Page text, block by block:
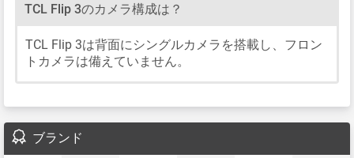
TCL Flip 3のカメラ構成は？
TCL Flip 3は背面にシングルカメラを搭載し、フロン
トカメラは備えていません。
ブランド